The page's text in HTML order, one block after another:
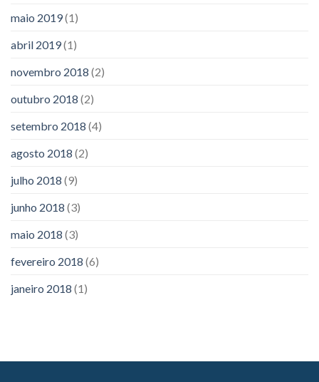
maio 2019(1)
abril 2019(1)
novembro 2018 (2)
outubro 2018 (2)
setembro 2018 (4)
agosto 2018 (2)
julho 2018 (9)
junho 2018 (3)
maio 2018 (3)
fevereiro 2018 (6)
janeiro 2018 (1)